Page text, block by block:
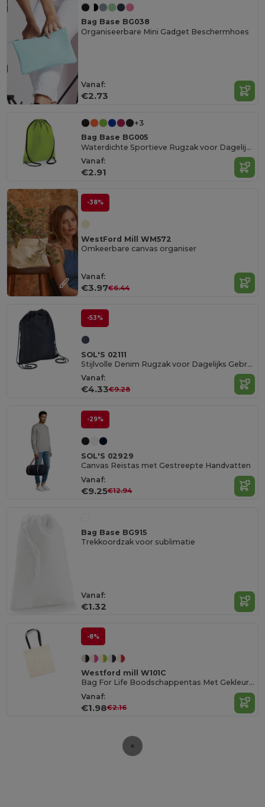
Bag Base BG038
Organiseerbare Mini Gadget Beschermhoes
Vanaf:
€2.73
+3
Bag Base BG005
Waterdichte Sportieve Rugzak voor Dagelijks Gebruik
Vanaf:
€2.91
-38%
WestFord Mill WM572
Omkeerbare canvas organiser
Vanaf:
€3.97€6.44
-53%
SOL'S 02111
Stijlvolle Denim Rugzak voor Dagelijks Gebruik
Vanaf:
€4.33€9.28
-29%
SOL'S 02929
Canvas Reistas met Gestreepte Handvatten
Vanaf:
€9.25€12.94
Bag Base BG915
Trekkoordzak voor sublimatie
Vanaf:
€1.32
-8%
Westford mill W101C
Bag For Life Boodschappentas Met Gekleurde Handvaten
Vanaf:
€1.98€2.16